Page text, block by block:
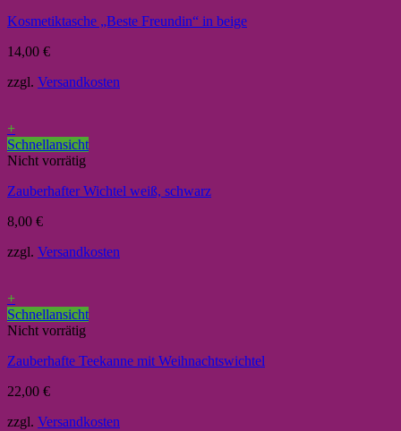
Kosmetiktasche „Beste Freundin“ in beige
14,00 €
zzgl. Versandkosten
+
Schnellansicht
Nicht vorrätig
Zauberhafter Wichtel weiß, schwarz
8,00 €
zzgl. Versandkosten
+
Schnellansicht
Nicht vorrätig
Zauberhafte Teekanne mit Weihnachtswichtel
22,00 €
zzgl. Versandkosten